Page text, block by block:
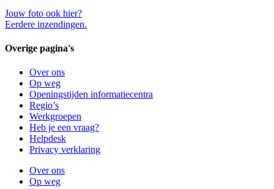
Jouw foto ook hier?
Eerdere inzendingen.
Overige pagina's
Over ons
Op weg
Openingstijden informatiecentra
Regio’s
Werkgroepen
Heb je een vraag?
Helpdesk
Privacy verklaring
Over ons
Op weg